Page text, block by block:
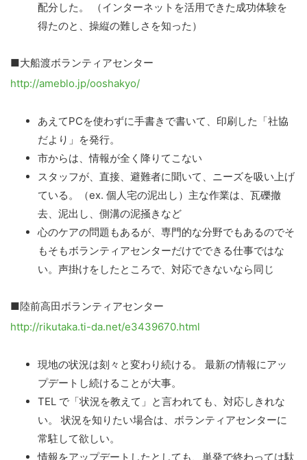
配分した。 （インターネットを活用できた成功体験を
得たのと、操縦の難しさを知った）
■大船渡ボランティアセンター
http://ameblo.jp/ooshakyo/
あえてPCを使わずに手書きで書いて、印刷した「社協
だより」を発行。
市からは、情報が全く降りてこない
スタッフが、直接、避難者に聞いて、ニーズを吸い上げ
ている。（ex. 個人宅の泥出し）主な作業は、瓦礫撤
去、泥出し、側溝の泥掻きなど
心のケアの問題もあるが、専門的な分野でもあるのでそ
もそもボランティアセンターだけでできる仕事ではな
い。声掛けをしたところで、対応できないなら同じ
■陸前高田ボランティアセンター
http://rikutaka.ti-da.net/e3439670.html
現地の状況は刻々と変わり続ける。 最新の情報にアッ
プデートし続けることが大事。
TEL で「状況を教えて」と言われても、対応しきれな
い。 状況を知りたい場合は、ボランティアセンターに
常駐して欲しい。
情報をアップデートしたとしても、単発で終わっては駄